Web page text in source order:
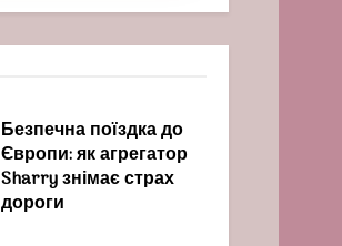
Безпечна поїздка до
Європи: як агрегатор
Sharry знімає страх
дороги